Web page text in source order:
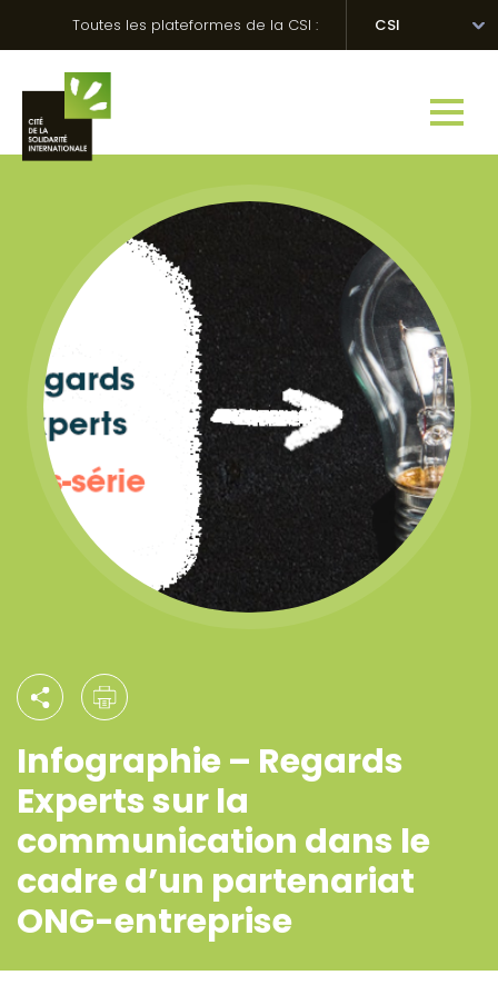
Toutes les plateformes de la CSI : CSI
Infographie – Regards
Experts sur la
communication dans le
cadre d’un partenariat
ONG-entreprise